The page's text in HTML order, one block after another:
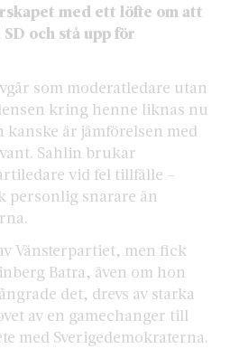
med ett löfte om att
och stå upp för
som moderatledare utan
kring henne liknas nu
kanske är jämförelsen med
Sahlin brukar
vid fel tillfälle –
personlig snarare än
Vänsterpartiet, men fick
Batra, även om hon
det, drevs av starka
av en gamechanger till
med Sverigedemokraterna.